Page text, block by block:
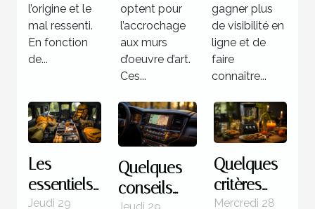
l’origine et le
mal ressenti.
En fonction
de...
optent pour
l’accrochage
aux murs
d’oeuvre d’art.
Ces...
gagner plus
de visibilité en
ligne et de
faire
connaître...
Les
essentiels
Jeudi 29
Quelques
conseils
Quelques
critères
Mercredi 28